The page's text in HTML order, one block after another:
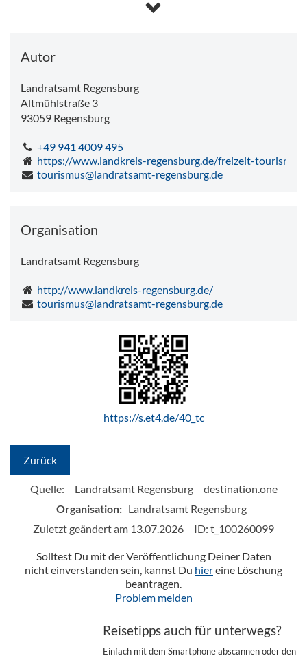
Autor
Landratsamt Regensburg
Altmühlstraße 3
93059 Regensburg
+49 941 4009 495
https://www.landkreis-regensburg.de/freizeit-tourismus/
tourismus@landratsamt-regensburg.de
Organisation
Landratsamt Regensburg
http://www.landkreis-regensburg.de/
tourismus@landratsamt-regensburg.de
https://s.et4.de/40_tc
Zurück
Quelle: Landratsamt Regensburg
destination.one
Organisation: Landratsamt Regensburg
Zuletzt geändert am 13.07.2026
ID: t_100260099
Solltest Du mit der Veröffentlichung Deiner Daten
nicht einverstanden sein, kannst Du hiereine Löschung
beantragen.
Problem melden
Reisetipps auch für unterwegs?
Einfach mit dem Smartphone abscannen oder den